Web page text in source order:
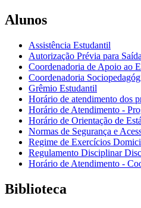
Alunos
Assistência Estudantil
Autorização Prévia para
Coordenadoria de Apoio ao
Coordenadoria
Grêmio Estudantil
Horário de atendimento dos
Horário de Atendimento -
Horário de Orientação de
Normas de Segurança e
Regime de Exercícios
Regulamento Disciplinar
Horário de Atendimento -
Biblioteca